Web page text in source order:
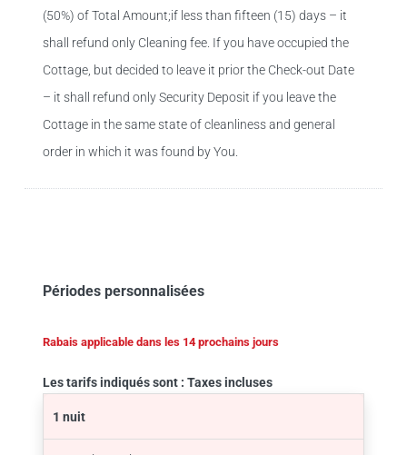
(50%) of Total Amount;if less than fifteen (15) days – it
shall refund only Cleaning fee. If you have occupied the
Cottage, but decided to leave it prior the Check-out Date
– it shall refund only Security Deposit if you leave the
Cottage in the same state of cleanliness and general
order in which it was found by You.
Périodes personnalisées
Rabais applicable dans les 14 prochains jours
Les tarifs indiqués sont : Taxes incluses
1 nuit